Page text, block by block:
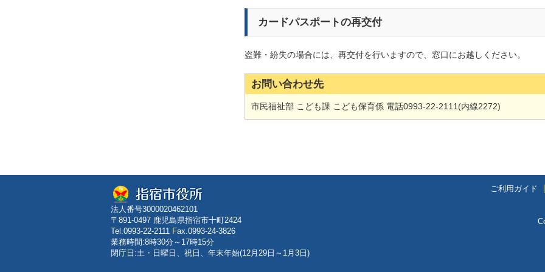
カードパスポートの再交付
盗難・紛失の場合には、再交付を行いますので、窓口にお越しください。
お問い合わせ先
市民福祉部 こども課 こども保育係 電話0993-22-2111(内線2272)
法人番号3000020462101
〒891-0497 鹿児島県指宿市十町2424
Tel.0993-22-2111 Fax.0993-24-3826
業務時間:8時30分～17時15分
閉庁日:土・日曜日、祝日、年末年始(12月29日～1月3日)
ご利用ガイド